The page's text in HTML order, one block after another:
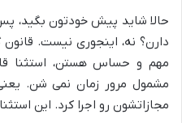
حالا شاید پیش خودتون بگید،
دارن؟ نه، اینجوری نیست.
مهم و حساس هستن، استثنا
مشمول مرور زمان نمی شن.
مجازاتشون رو اجرا کرد. این